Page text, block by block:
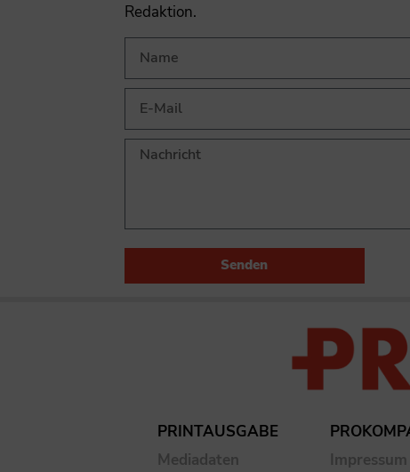
Redaktion.
Senden
PRINTAUSGABE
Mediadaten
Impressum